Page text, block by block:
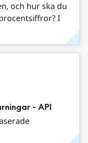
och hur ska du
I
- API